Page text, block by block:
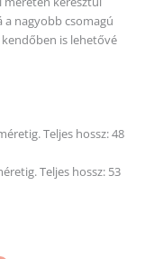
a nagyobb csomagú
is lehetővé
Teljes hossz: 48
Teljes hossz: 53